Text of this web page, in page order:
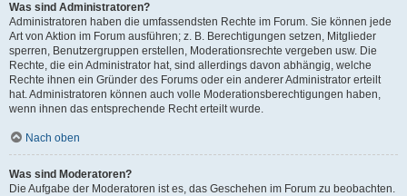
Was sind Administratoren?
Administratoren haben die umfassendsten Rechte im Forum. Sie können jede
Art von Aktion im Forum ausführen; z. B. Berechtigungen setzen, Mitglieder
sperren, Benutzergruppen erstellen, Moderationsrechte vergeben usw. Die
Rechte, die ein Administrator hat, sind allerdings davon abhängig, welche
Rechte ihnen ein Gründer des Forums oder ein anderer Administrator erteilt
hat. Administratoren können auch volle Moderationsberechtigungen haben,
wenn ihnen das entsprechende Recht erteilt wurde.
Nach oben
Was sind Moderatoren?
Die Aufgabe der Moderatoren ist es, das Geschehen im Forum zu beobachten.